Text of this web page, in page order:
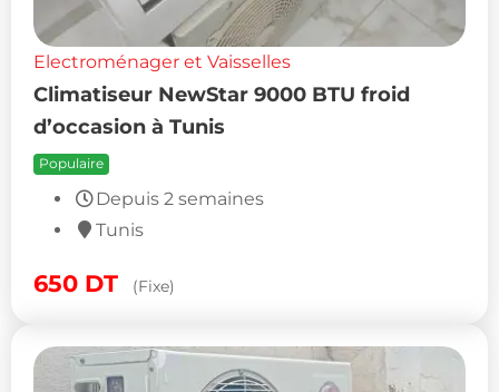
Electroménager et Vaisselles
Climatiseur NewStar 9000 BTU froid
d’occasion à Tunis
Populaire
Depuis 2 semaines
Tunis
650 DT (Fixe)